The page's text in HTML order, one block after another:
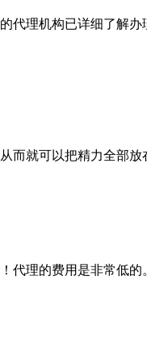
代理机构已详细了解
就可以把精力全部
代理的费用是非常低的